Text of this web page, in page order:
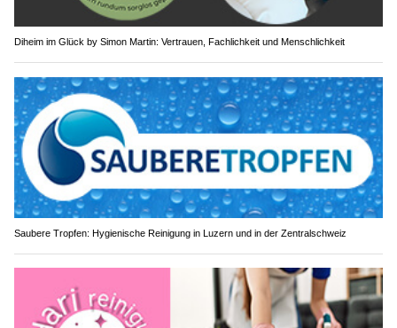
Diheim im Glück by Simon Martin: Vertrauen, Fachlichkeit und Menschlichkeit
Saubere Tropfen: Hygienische Reinigung in Luzern und in der Zentralschweiz